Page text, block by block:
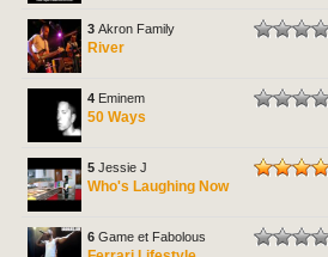
3 Akron Family
River
4 Eminem
50 Ways
5 Jessie J
Who's Laughing Now
6 Game et Fabolous